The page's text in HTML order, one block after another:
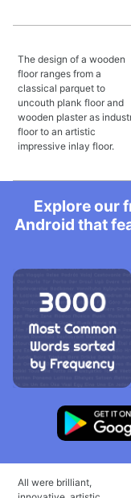
The design of a wooden
floor ranges from a
classical parquet to
uncouth plank floor and
wooden plaster as
floor to an artistic
impressive inlay floor.
Explore our
Android that
All were brilliant,